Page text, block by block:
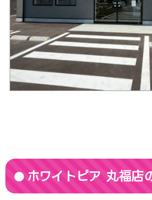
ホワイトピア 丸福店